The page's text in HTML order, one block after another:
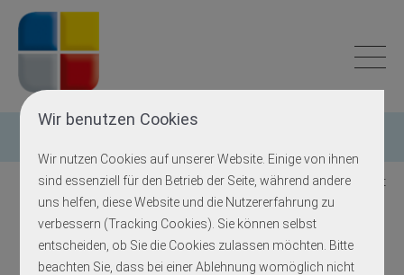
Wir benutzen Cookies
Wir nutzen Cookies auf unserer Website. Einige von ihnen
sind essenziell für den Betrieb der Seite, während andere
uns helfen, diese Website und die Nutzererfahrung zu
verbessern (Tracking Cookies). Sie können selbst
entscheiden, ob Sie die Cookies zulassen möchten. Bitte
beachten Sie, dass bei einer Ablehnung womöglich nicht
Zurück zur Übersicht
Hörverlust